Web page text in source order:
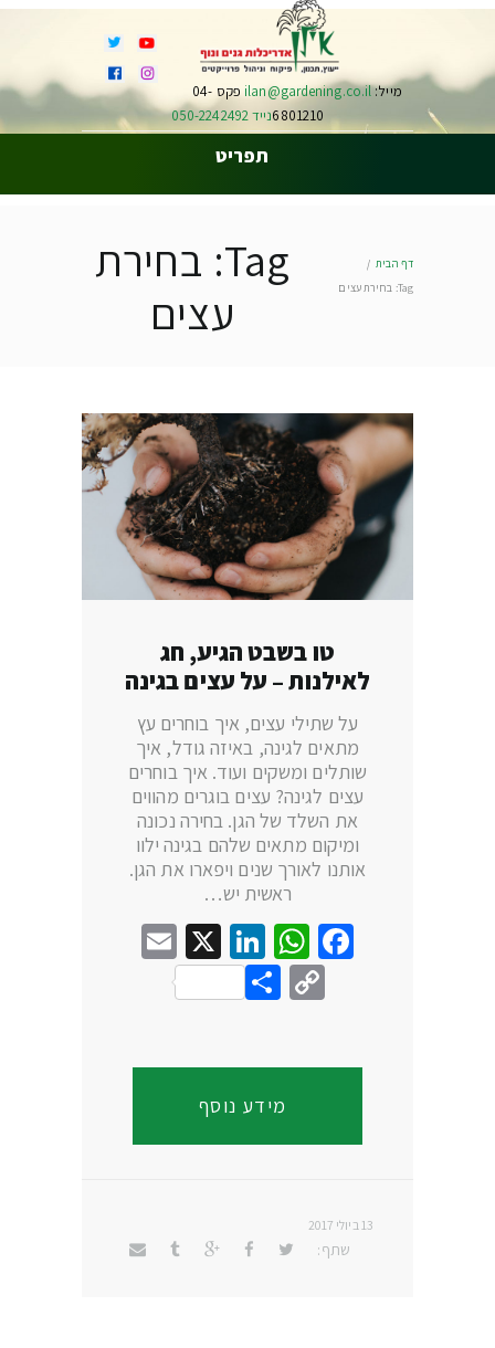
מייל:ilan@gardening.co.il
פקס 04-
6801210נייד 050-2242492
תפריט
Tag: בחירת
עצים
דף הבית
Tag: בחירת עצים
טו בשבט הגיע, חג
לאילנות – על עצים בגינה
על שתילי עצים, איך בוחרים עץ
מתאים לגינה, באיזה גודל, איך
שותלים ומשקים ועוד. איך בוחרים
עצים לגינה? עצים בוגרים מהווים
את השלד של הגן. בחירה נכונה
ומיקום מתאים שלהם בגינה ילוו
אותנו לאורך שנים ויפארו את הגן.
ראשית יש…
Facebook
WhatsApp
LinkedIn
X
Copy
Share
מידע נוסף
13 ביולי 2017
שתף: